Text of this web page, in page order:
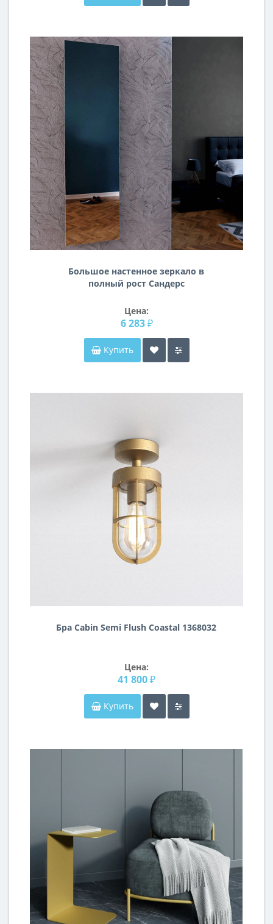
Большое настенное зеркало в
полный рост Сандерс
Цена:
6 283 ₽
Купить
Бра Cabin Semi Flush Coastal 1368032
Цена:
41 800 ₽
Купить